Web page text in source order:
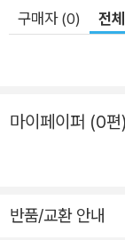
폰 센서를 활용한
인식 문제를 해결
데이터 수집 방법,
델링과 스팸 감지'
는 실무 문제를 해
머신 러닝 학습을
구매자 (0) 전
마이페이퍼 (0편)
반품/교환 안내